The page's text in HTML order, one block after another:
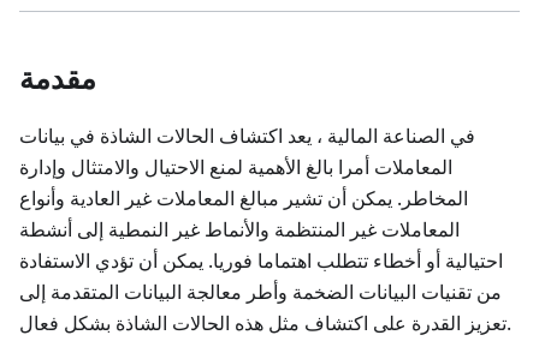
مقدمة
في الصناعة المالية ، يعد اكتشاف الحالات الشاذة في بيانات
المعاملات أمرا بالغ الأهمية لمنع الاحتيال والامتثال وإدارة
المخاطر. يمكن أن تشير مبالغ المعاملات غير العادية وأنواع
المعاملات غير المنتظمة والأنماط غير النمطية إلى أنشطة
احتيالية أو أخطاء تتطلب اهتماما فوريا. يمكن أن تؤدي الاستفادة
من تقنيات البيانات الضخمة وأطر معالجة البيانات المتقدمة إلى
تعزيز القدرة على اكتشاف مثل هذه الحالات الشاذة بشكل فعال.